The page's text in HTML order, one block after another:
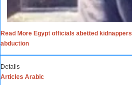
Read More Egypt officials abetted
abduction
Details
Articles Arabic